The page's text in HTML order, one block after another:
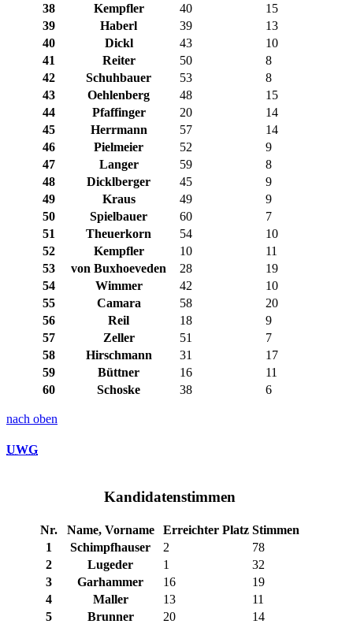
38
Kempfler 40
15
39
Haberl 39
13
40
Dickl 43
10
41
Reiter 50
8
42
Schuhbauer 53
8
43
Oehlenberg 48
15
44
Pfaffinger 20
14
45
Herrmann 57
14
46
Pielmeier 52
9
47
Langer 59
8
48
Dicklberger 45
9
49
Kraus 49
9
50
Spielbauer 60
7
51
Theuerkorn 54
10
52
Kempfler 10
11
53
von Buxhoeveden 28
19
54
Wimmer 42
10
55
Camara 58
20
56
Reil 18
9
57
Zeller 51
7
58
Hirschmann 31
17
59
Büttner 16
11
60
Schoske 38 6
nach oben
UWG
Kandidatenstimmen
Nr. Name, Vorname Erreichter Platz Stimmen
1
Schimpfhauser 2
78
2
Lugeder 1
32
3
Garhammer 16
19
4
Maller 13
11
5
Brunner 20
14